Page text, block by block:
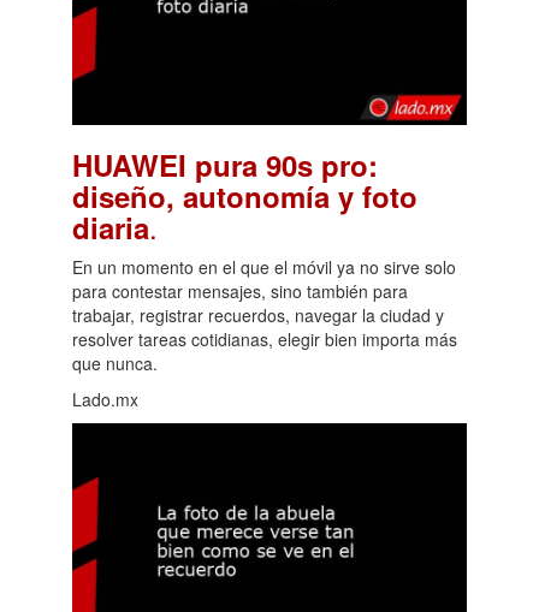
HUAWEI pura 90s pro:
diseño, autonomía y foto
diaria.
En un momento en el que el móvil ya no sirve solo
para contestar mensajes, sino también para
trabajar, registrar recuerdos, navegar la ciudad y
resolver tareas cotidianas, elegir bien importa más
que nunca.
Lado.mx